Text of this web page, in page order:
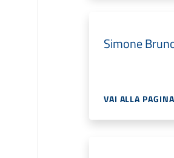
Simone
VAI ALLA PAGINA